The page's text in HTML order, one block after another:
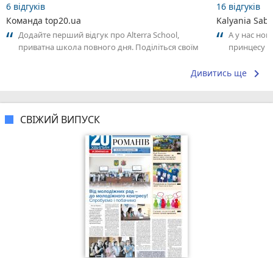
6 відгуків
Команда top20.ua
Додайте перший відгук про Alterra School,
приватна школа повного дня. Поділіться своїм
16 відгуків
Kalyania
А у нас
принцесу
Дивитись ще keyboard_arrow_right
СВІЖИЙ ВИПУСК